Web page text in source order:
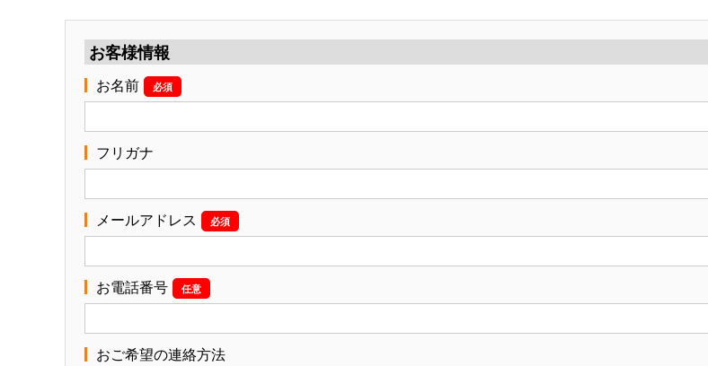
お客様情報
お名前 必須
フリガナ
メールアドレス 必須
お電話番号 任意
おご希望の連絡方法